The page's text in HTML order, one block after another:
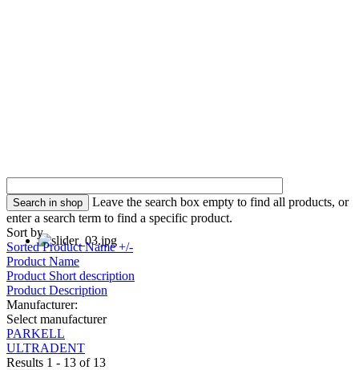
Leave the search box empty to find all products, or
enter a search term to find a specific product.
Sort by
Sorted Product Name +/-
Product Name
Product Short description
Product Description
Manufacturer:
Select manufacturer
PARKELL
ULTRADENT
Results 1 - 13 of 13